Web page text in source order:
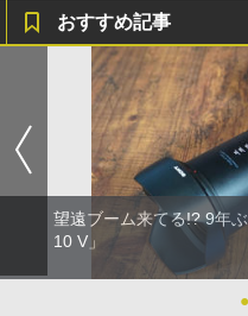
おすすめ記事
望遠ブーム来てる!? 9年
10 V」
●